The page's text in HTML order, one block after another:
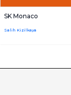
SK Monaco
Salih Kizilkaya